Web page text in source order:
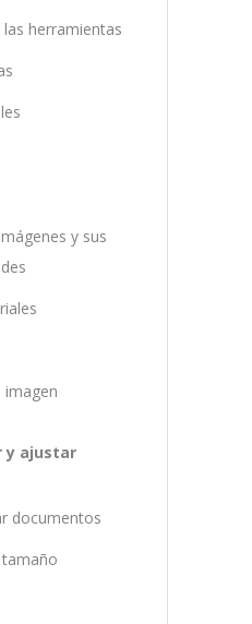
herramientas
y sus
imagen
y ajustar
documentos